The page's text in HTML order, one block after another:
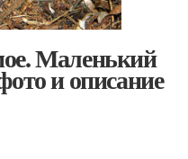
Маленький
и описание